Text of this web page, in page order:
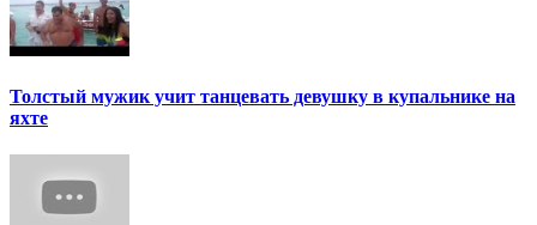
Толстый мужик учит танцевать девушку в купальнике на
яхте